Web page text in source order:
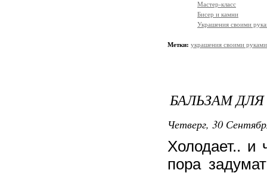
Мастер-класс
Бисер и камни
Украшения своими
Метки: украшения своими руками
БАЛЬЗАМ
Четверг, 30
Холодает.. и
пора